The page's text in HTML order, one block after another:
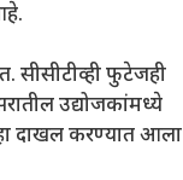
सीसीटीव्ही फुटेजही
उद्योजकांमध्ये
दाखल करण्यात आला